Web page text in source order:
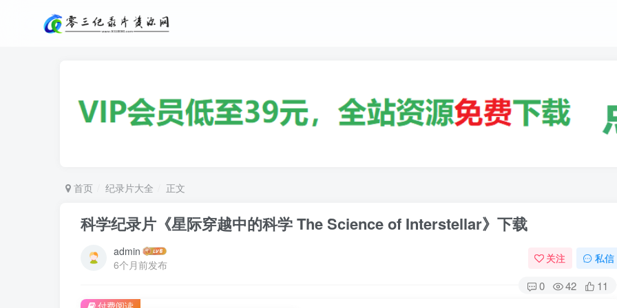
首页 纪录片大全 正文
科学纪录片《星际穿越中的科学 The Science of Interstellar》下载
admin
6个月前发布
关注 私信
0 42 11